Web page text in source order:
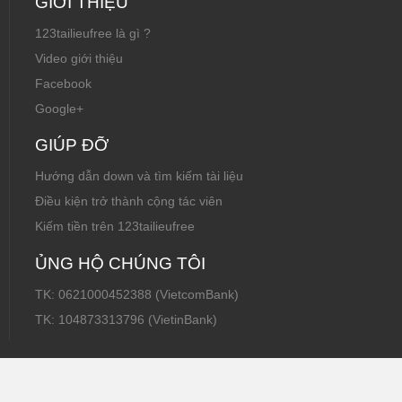
123tailieufree là gì ?
Video giới thiệu
Facebook
Google+
GIÚP ĐỠ
Hướng dẫn down và tìm kiếm tài liệu
Điều kiện trở thành cộng tác viên
Kiếm tiền trên 123tailieufree
ỦNG HỘ CHÚNG TÔI
TK: 0621000452388 (VietcomBank)
TK: 104873313796 (VietinBank)